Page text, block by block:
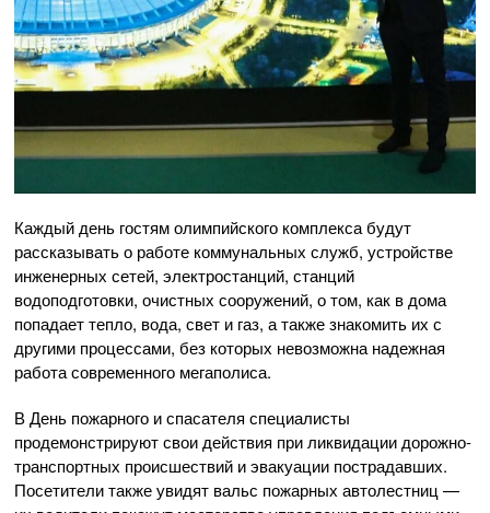
Каждый день гостям олимпийского комплекса будут
рассказывать о работе коммунальных служб, устройстве
инженерных сетей, электростанций, станций
водоподготовки, очистных сооружений, о том, как в дома
попадает тепло, вода, свет и газ, а также знакомить их с
другими процессами, без которых невозможна надежная
работа современного мегаполиса.
В День пожарного и спасателя специалисты
продемонстрируют свои действия при ликвидации дорожно-
транспортных происшествий и эвакуации пострадавших.
Посетители также увидят вальс пожарных автолестниц —